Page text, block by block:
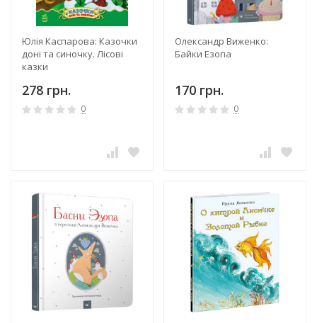
Юлія Каспарова: Казочки
доні та синочку. Лісові
казки
278 грн.
0
Олександр Виженко:
Байки Езопа
170 грн.
0